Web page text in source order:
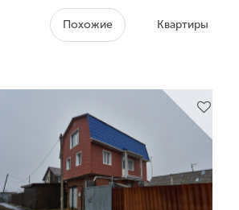
Похожие Квартиры